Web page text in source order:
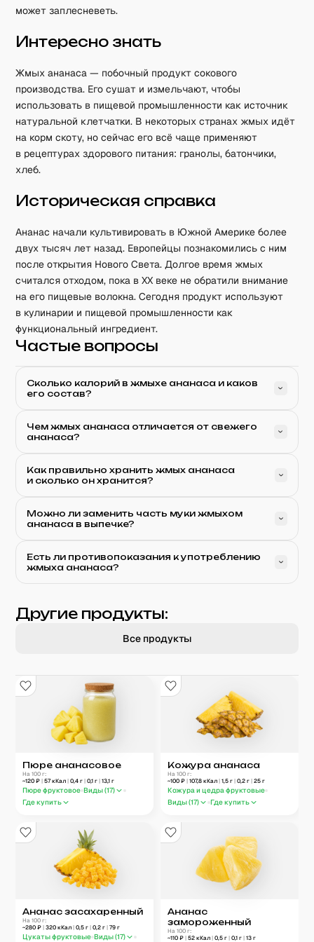
может заплесневеть.
Интересно знать
Жмых ананаса — побочный продукт сокового
производства. Его сушат и измельчают, чтобы
использовать в пищевой промышленности как источник
натуральной клетчатки. В некоторых странах жмых идёт
на корм скоту, но сейчас его всё чаще применяют
в рецептурах здорового питания: гранолы, батончики,
хлеб.
Историческая справка
Ананас начали культивировать в Южной Америке более
двух тысяч лет назад. Европейцы познакомились с ним
после открытия Нового Света. Долгое время жмых
считался отходом, пока в XX веке не обратили внимание
на его пищевые волокна. Сегодня продукт используют
в кулинарии и пищевой промышленности как
функциональный ингредиент.
Частые вопросы
Сколько калорий в жмыхе ананаса и каков
его состав?
Чем жмых ананаса отличается от свежего
ананаса?
Как правильно хранить жмых ананаса
и сколько он хранится?
Можно ли заменить часть муки жмыхом
ананаса в выпечке?
Есть ли противопоказания к употреблению
жмыха ананаса?
Другие продукты:
Все продукты
Пюре ананасовое
На 100 г:
~120 ₽| 57кКал| 0,4 г| 0,1 г| 13,1 г
Пюре фруктовое Виды (17)
Где купить
Кожура ананаса
На 100 г:
~100 ₽ | 107,8 кКал | 1,5 г | 0,2 г | 25 г
Кожура и цедра фруктовые
Виды (17) Где купить
Ананас засахаренный
На 100 г:
~280 ₽| 320 кКал| 0,5 г| 0,2 г| 79 г
Цукаты фруктовые Виды (17)
Ананас
замороженный
На 100 г:
~110 ₽ | 52 кКал | 0,5 г | 0,1 г | 13 г